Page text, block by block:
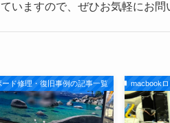
いますので、ぜひお気軽にお問
ド修理・復旧事例の記事一覧 macbook